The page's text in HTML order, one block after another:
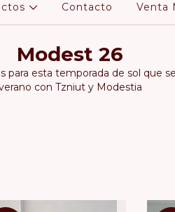
Contacto Venta
Modest 26
para esta temporada de sol que
con Tzniut y Modestia